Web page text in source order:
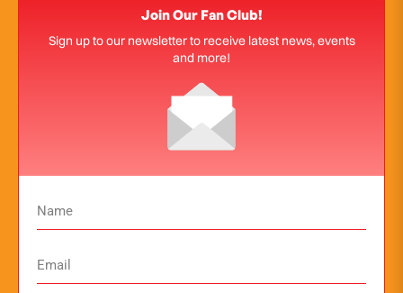
Join Our Fan Club!
Sign up to our newsletter to receive latest news, events
and more!